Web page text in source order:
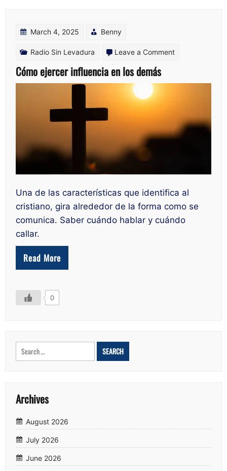
March 4, 2025 Benny
Radio Sin Levadura Leave a Commenton
ejercer
los
Cómo ejercer influencia en los demás
Una de las características que identifica al
cristiano, gira alrededor de la forma como se
comunica. Saber cuándo hablar y cuándo
callar.
Read More
0
Search
for:
Archives
August 2026
July 2026
June 2026